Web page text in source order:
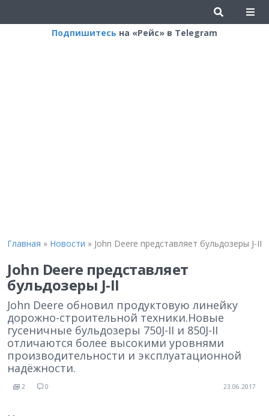
Подпишитесь на «Рейс» в Telegram
Главная » Новости » John Deere представляет бульдозеры J-II
John Deere представляет
бульдозеры J-II
John Deere обновил продуктовую линейку
дорожно-строительной техники.Новые
гусеничные бульдозеры 750J-II и 850J-II
отличаются более высокими уровнями
производительности и эксплуатационной
надёжности.
2 0 23.06.2017